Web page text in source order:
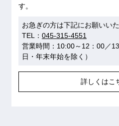
す。
お急ぎの方は下記にお願いいた
TEL： 045-315-4551
営業時間：10:00～12：00／
日・年末年始を除く）
詳しくはこ